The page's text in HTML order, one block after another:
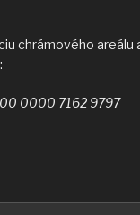
chrámového
0000 7162 9797